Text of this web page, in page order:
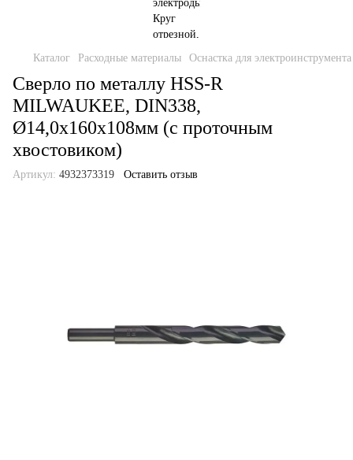
Каталог Расходные материалы Оснастка для электроинструмента
Сверло по металлу HSS-R
MILWAUKEE, DIN338,
Ø14,0х160х108мм (с проточным
хвостовиком)
Артикул: 4932373319 Оставить отзыв